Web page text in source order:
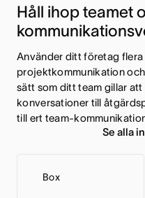
Håll ihop teamet
Använder ditt företag
projektkommunikation
sätt som ditt team gillar
konversationer till
till ert team-
Se alla
Box